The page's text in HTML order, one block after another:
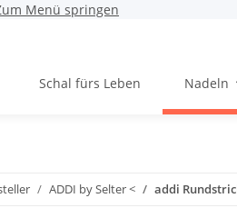
Menü springen
Schal fürs Leben Nadeln
ADDI by Selter < addi